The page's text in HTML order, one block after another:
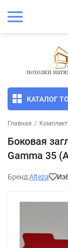
КАТАЛОГ
Главная /
Боковая
Gamma 35
Бренд:Alteza